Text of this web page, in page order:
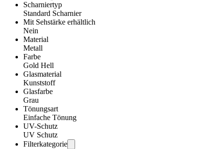
Scharniertyp
Standard Scharnier
Mit Sehstärke erhältlich
Nein
Material
Metall
Farbe
Gold Hell
Glasmaterial
Kunststoff
Glasfarbe
Grau
Tönungsart
Einfache Tönung
UV-Schutz
UV Schutz
Filterkategorie